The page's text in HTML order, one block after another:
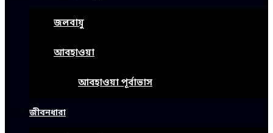
জলবায়ু
আবহাওয়া
আবহাওয়া পূর্বাভাস
জীবনধারা